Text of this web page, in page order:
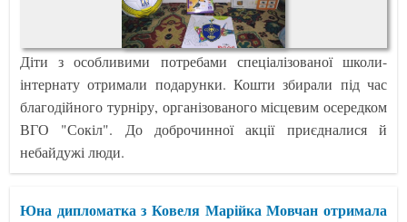
Діти з особливими потребами спеціалізованої школи-
інтернату отримали подарунки. Кошти збирали під час
благодійного турніру, організованого місцевим осередком
ВГО "Сокіл". До доброчинної акції приєдналися й
небайдужі люди.
Юна дипломатка з Ковеля Марійка Мовчан отримала